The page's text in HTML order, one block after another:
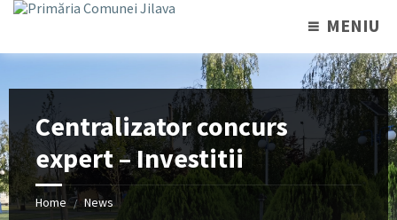
MENIU
Centralizator concurs
expert – Investitii
Home / News